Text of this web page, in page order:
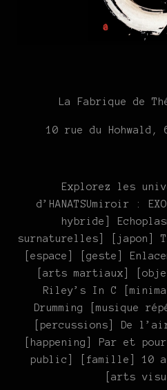
La Fabrique de
10 rue du Hohwald,
Explorez les
d’HANATSUmiroir :
hybride]
surnaturelles] [japon]
[espace] [geste]
[arts martiaux]
Riley’s In C
Drumming [musique
[percussions] De
[happening] Par et
public] [famille] 10
[arts